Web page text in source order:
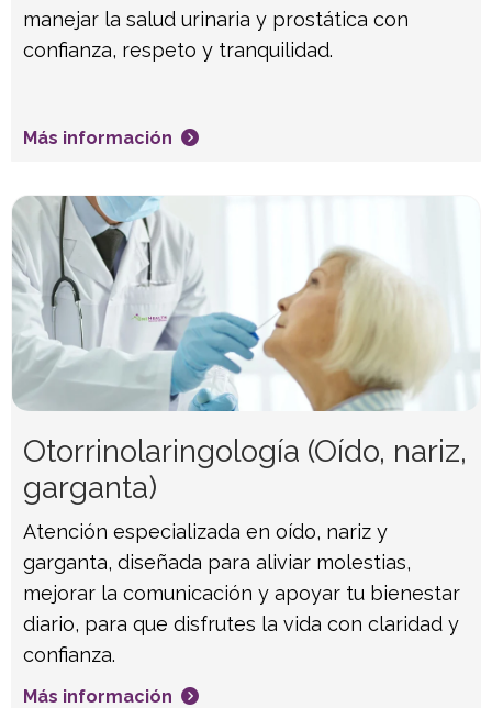
manejar la salud urinaria y prostática con
confianza, respeto y tranquilidad.
Más información
Otorrinolaringología (Oído, nariz,
garganta)
Atención especializada en oído, nariz y
garganta, diseñada para aliviar molestias,
mejorar la comunicación y apoyar tu bienestar
diario, para que disfrutes la vida con claridad y
confianza.
Más información